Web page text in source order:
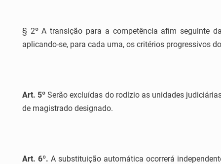
§ 2º A transição para a competência afim seguinte
aplicando-se, para cada uma, os critérios progressivos
Art. 5º Serão excluídas do rodízio as unidades
de magistrado designado.
Art. 6º. A substituição automática ocorrerá